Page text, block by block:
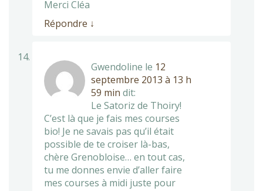
Merci Cléa
Répondre ↓
Gwendoline le 12
septembre 2013 à 13 h
59 min dit:
Le Satoriz de Thoiry!
C’est là que je fais mes courses
bio! Je ne savais pas qu’il était
possible de te croiser là-bas,
chère Grenobloise… en tout cas,
tu me donnes envie d’aller faire
mes courses à midi juste pour